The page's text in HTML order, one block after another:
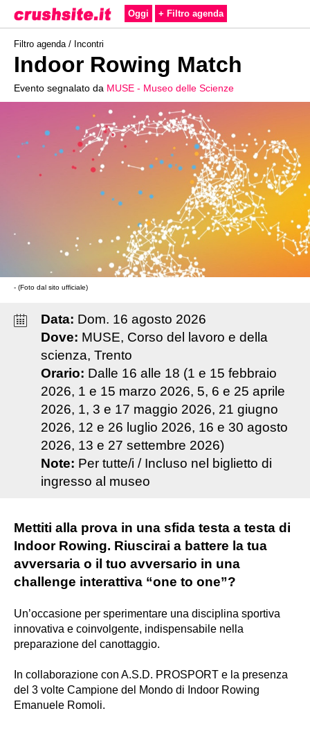
Oggi + Filtro agenda
Filtro agenda / Incontri
Indoor Rowing Match
Evento segnalato da MUSE - Museo delle Scienze
- (Foto dal sito ufficiale)
Data: Dom. 16 agosto 2026
Dove: MUSE, Corso del lavoro e della
scienza, Trento
Orario: Dalle 16 alle 18 (1 e 15 febbraio
2026, 1 e 15 marzo 2026, 5, 6 e 25 aprile
2026, 1, 3 e 17 maggio 2026, 21 giugno
2026, 12 e 26 luglio 2026, 16 e 30 agosto
2026, 13 e 27 settembre 2026)
Note: Per tutte/i / Incluso nel biglietto di
ingresso al museo
Mettiti alla prova in una sfida testa a testa di
Indoor Rowing. Riuscirai a battere la tua
avversaria o il tuo avversario in una
challenge interattiva “one to one”?
Un’occasione per sperimentare una disciplina sportiva
innovativa e coinvolgente, indispensabile nella
preparazione del canottaggio.
In collaborazione con A.S.D. PROSPORT e la presenza
del 3 volte Campione del Mondo di Indoor Rowing
Emanuele Romoli.